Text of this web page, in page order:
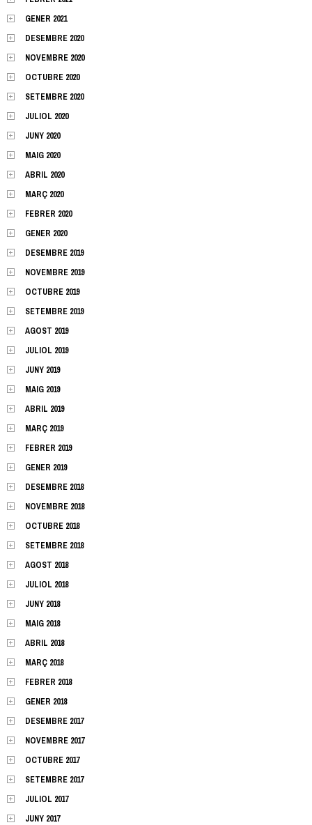
GENER 2021
DESEMBRE 2020
NOVEMBRE 2020
OCTUBRE 2020
SETEMBRE 2020
JULIOL 2020
JUNY 2020
MAIG 2020
ABRIL 2020
MARÇ 2020
FEBRER 2020
GENER 2020
DESEMBRE 2019
NOVEMBRE 2019
OCTUBRE 2019
SETEMBRE 2019
AGOST 2019
JULIOL 2019
JUNY 2019
MAIG 2019
ABRIL 2019
MARÇ 2019
FEBRER 2019
GENER 2019
DESEMBRE 2018
NOVEMBRE 2018
OCTUBRE 2018
SETEMBRE 2018
AGOST 2018
JULIOL 2018
JUNY 2018
MAIG 2018
ABRIL 2018
MARÇ 2018
FEBRER 2018
GENER 2018
DESEMBRE 2017
NOVEMBRE 2017
OCTUBRE 2017
SETEMBRE 2017
JULIOL 2017
JUNY 2017